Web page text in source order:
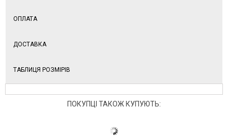
ОПЛАТА
ДОСТАВКА
ТАБЛИЦЯ РОЗМІРІВ
ПОКУПЦІ ТАКОЖ КУПУЮТЬ: